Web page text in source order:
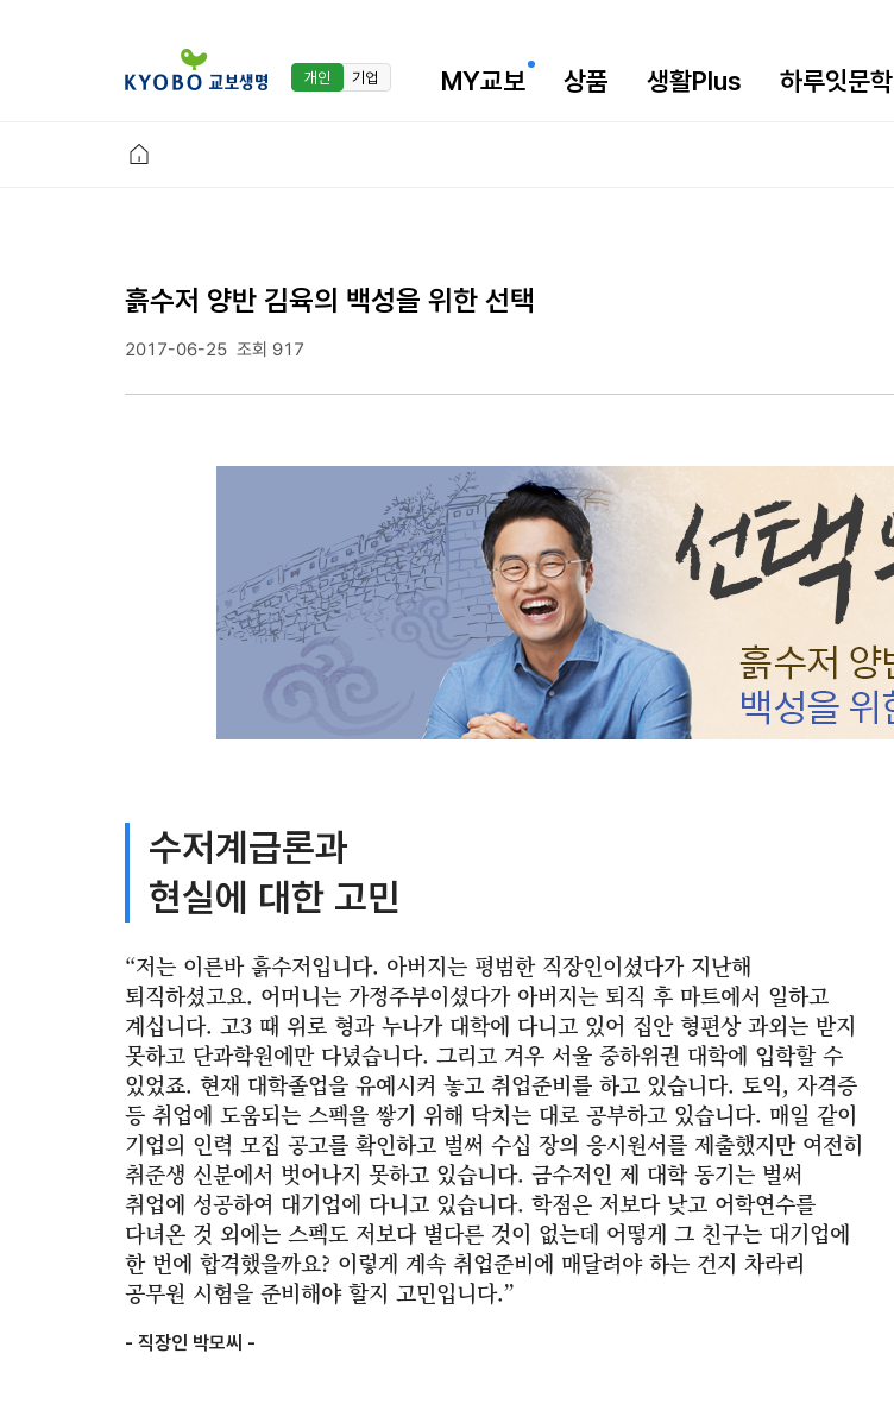
개인 기업 MY교보 상품 생활Plus 하루잇문학
흙수저 양반 김육의 백성을 위한 선택
2017-06-25 조회 917
수저계급론과
현실에 대한 고민
“저는 이른바 흙수저입니다. 아버지는 평범한 직장인이셨다가 지난해
퇴직하셨고요. 어머니는 가정주부이셨다가 아버지는 퇴직 후 마트에서 일하고
계십니다. 고3 때 위로 형과 누나가 대학에 다니고 있어 집안 형편상 과외는 받지
못하고 단과학원에만 다녔습니다. 그리고 겨우 서울 중하위권 대학에 입학할 수
있었죠. 현재 대학졸업을 유예시켜 놓고 취업준비를 하고 있습니다. 토익, 자격증
등 취업에 도움되는 스펙을 쌓기 위해 닥치는 대로 공부하고 있습니다. 매일 같이
기업의 인력 모집 공고를 확인하고 벌써 수십 장의 응시원서를 제출했지만 여전히
취준생 신분에서 벗어나지 못하고 있습니다. 금수저인 제 대학 동기는 벌써
취업에 성공하여 대기업에 다니고 있습니다. 학점은 저보다 낮고 어학연수를
다녀온 것 외에는 스펙도 저보다 별다른 것이 없는데 어떻게 그 친구는 대기업에
한 번에 합격했을까요? 이렇게 계속 취업준비에 매달려야 하는 건지 차라리
공무원 시험을 준비해야 할지 고민입니다.”
- 직장인 박모씨 -